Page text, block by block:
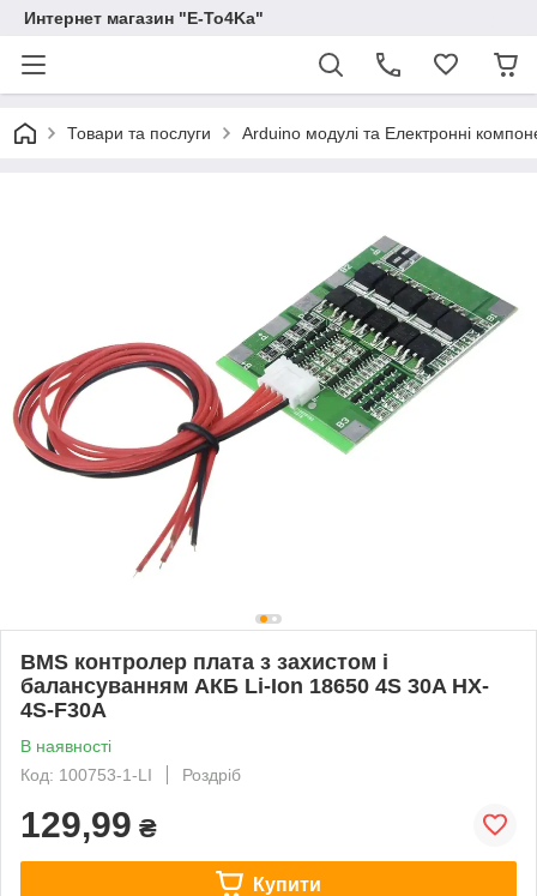
Интернет магазин "E-To4Ka"
Товари та послуги Arduino модулі та Електронні
BMS контролер плата з захистом і
балансуванням АКБ Li-Ion 18650 4S 30A HX-
4S-F30A
В наявності
Код: 100753-1-LI
Роздріб
129,99 ₴
Купити